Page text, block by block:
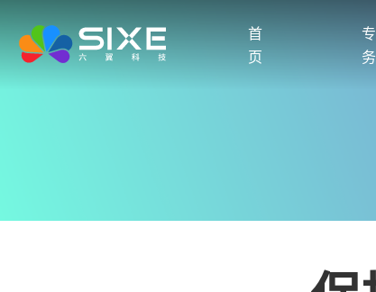
首
页
务